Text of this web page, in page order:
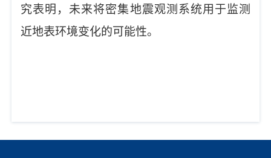
究表明，未来将密集地震观测系统用于监测
近地表环境变化的可能性。